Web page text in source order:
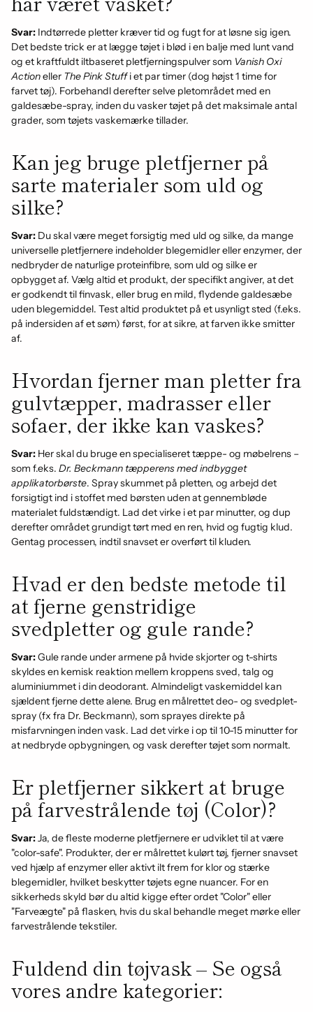
Svar: Indtørrede pletter kræver tid og fugt for at løsne sig igen.
Det bedste trick er at lægge tøjet i blød i en balje med lunt vand
og et kraftfuldt iltbaseret pletfjerningspulver som Vanish Oxi
Actioneller The Pink Stuffi et par timer (dog højst 1 time for
farvet tøj). Forbehandl derefter selve pletområdet med en
galdesæbe-spray, inden du vasker tøjet på det maksimale antal
grader, som tøjets vaskemærke tillader.
Kan jeg bruge pletfjerner på
sarte materialer som uld og
silke?
Svar: Du skal være meget forsigtig med uld og silke, da mange
universelle pletfjernere indeholder blegemidler eller enzymer, der
nedbryder de naturlige proteinfibre, som uld og silke er
opbygget af. Vælg altid et produkt, der specifikt angiver, at det
er godkendt til finvask, eller brug en mild, flydende galdesæbe
uden blegemiddel. Test altid produktet på et usynligt sted (f.eks.
på indersiden af et søm) først, for at sikre, at farven ikke smitter
af.
Hvordan fjerner man pletter fra
gulvtæpper, madrasser eller
sofaer, der ikke kan vaskes?
Svar: Her skal du bruge en specialiseret tæppe- og møbelrens –
som f.eks. Dr. Beckmann tæpperens med indbygget
applikatorbørste. Spray skummet på pletten, og arbejd det
forsigtigt ind i stoffet med børsten uden at gennembløde
materialet fuldstændigt. Lad det virke i et par minutter, og dup
derefter området grundigt tørt med en ren, hvid og fugtig klud.
Gentag processen, indtil snavset er overført til kluden.
Hvad er den bedste metode til
at fjerne genstridige
svedpletter og gule rande?
Svar:Gule rande under armene på hvide skjorter og t-shirts
skyldes en kemisk reaktion mellem kroppens sved, talg og
aluminiummet i din deodorant. Almindeligt vaskemiddel kan
sjældent fjerne dette alene. Brug en målrettet deo- og svedplet-
spray (fx fra Dr. Beckmann), som sprayes direkte på
misfarvningen inden vask. Lad det virke i op til 10-15 minutter for
at nedbryde opbygningen, og vask derefter tøjet som normalt.
Er pletfjerner sikkert at bruge
på farvestrålende tøj (Color)?
Svar:Ja, de fleste moderne pletfjernere er udviklet til at være
"color-safe". Produkter, der er målrettet kulørt tøj, fjerner snavset
ved hjælp af enzymer eller aktivt ilt frem for klor og stærke
blegemidler, hvilket beskytter tøjets egne nuancer. For en
sikkerheds skyld bør du altid kigge efter ordet "Color" eller
"Farveægte" på flasken, hvis du skal behandle meget mørke eller
farvestrålende tekstiler.
Fuldend din tøjvask – Se også
vores andre kategorier: